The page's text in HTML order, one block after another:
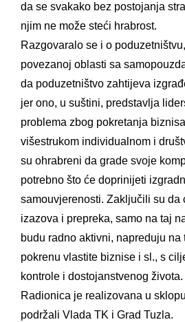
da se svakako bez postojanja
njim ne može steći hrabrost.
Razgovaralo se i o
povezanoj oblasti sa
da poduzetništvo zahtijeva
jer ono, u suštini, predstavlja
problema zbog pokretanja
višestrukom individualnom i
su ohrabreni da grade svoje
potrebno što će doprinijeti
samouvjerenosti. Zaključili su da
izazova i prepreka, samo na taj
budu radno aktivni, napreduju na
pokrenu vlastite biznise i sl., s
kontrole i dostojanstvenog života.
Radionica je realizovana u
podržali Vlada TK i Grad Tuzla.